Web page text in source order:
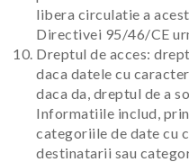
libera circulatie a
Directivei 95/46/CE
Dreptul de acces:
daca datele cu
daca da, dreptul de a
Informatiile includ,
categoriile de date cu
destinatarii sau